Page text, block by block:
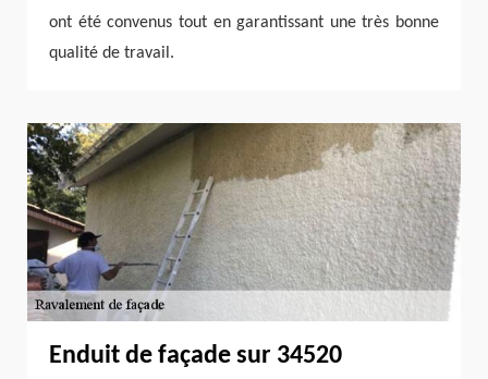
ont été convenus tout en garantissant une très bonne
qualité de travail.
Enduit de façade sur 34520